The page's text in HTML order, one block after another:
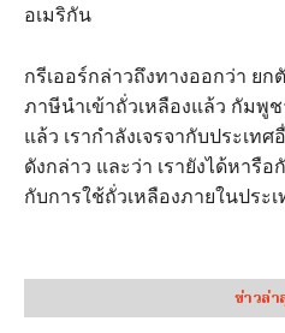
อเมริกัน
กรีเออร์กล่าวถึงทางออกว่า ยก
ภาษีนำเข้าถั่วเหลืองแล้ว กัมพู
แล้ว เรากำลังเจรจากับประเท
ดังกล่าว และว่า เรายังได้หารื
กับการใช้ถั่วเหลืองภายในประ
ข่าวล่า